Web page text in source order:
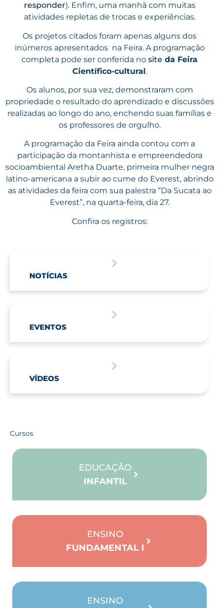
responder). Enfim, uma manhã com muitas
atividades repletas de trocas e experiências.
Os projetos citados foram apenas alguns dos
inúmeros apresentados na Feira. A programação
completa pode ser conferida no site da Feira
Científico-cultural.
Os alunos, por sua vez, demonstraram com
propriedade o resultado do aprendizado e discussões
realizadas ao longo do ano, enchendo suas famílias e
os professores de orgulho.
A programação da Feira ainda contou com a
participação da montanhista e empreendedora
socioambiental Aretha Duarte, primeira mulher negra
latino-americana a subir ao cume do Everest, abrindo
as atividades da feira com sua palestra “Da Sucata ao
Everest”, na quarta-feira, dia 27.
Confira os registros:
NOTÍCIAS
EVENTOS
VÍDEOS
Cursos
EDUCAÇÃO
INFANTIL
ENSINO
FUNDAMENTAL I
ENSINO